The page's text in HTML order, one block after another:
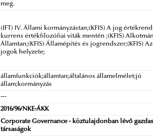
meg.
(IFT) IV. Állami kormányzástan;(KFIS) A jog
kurrens értékfilozófiai viták mentén ;(KFIS)
Államtan;(KFIS) Államépítés és jogrendszer;(KFIS)
jogok helyzete;
államfunkciók;államtan;általános államelmélet;jó
állam;kormányzás
---
2016/96/NKE-ÁKK
Corporate Governance - köztulajdonban lévő
társaságok